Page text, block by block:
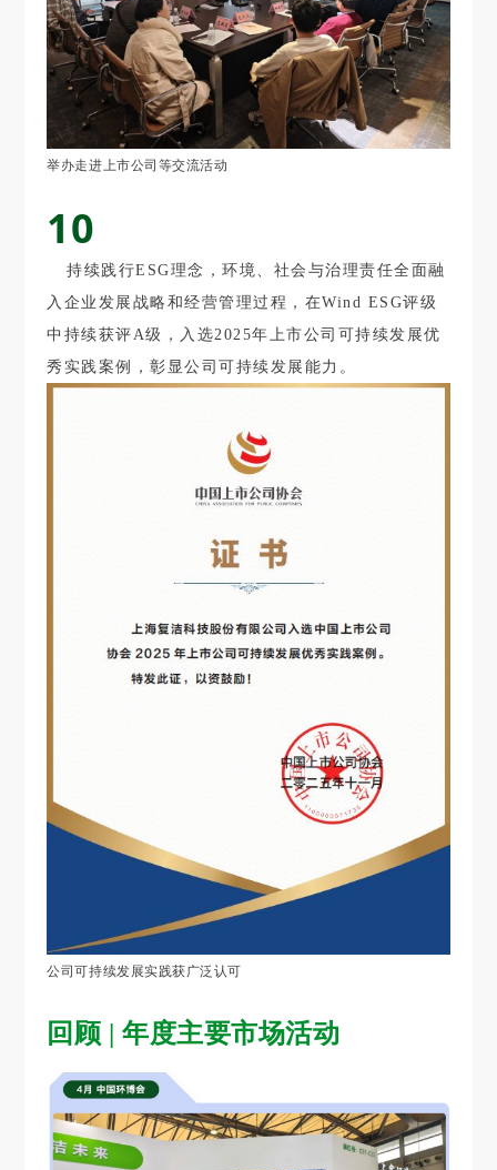
举办走进上市公司等交流活动
10
持续践行ESG理念，环境、社会与治理责任全面融
入企业发展战略和经营管理过程，在Wind ESG评级
中持续获评A级，入选2025年上市公司可持续发展优
秀实践案例，彰显公司可持续发展能力。
公司可持续发展实践获广泛认可
回顾 | 年度主要市场活动